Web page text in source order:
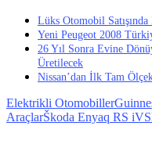
Lüks Otomobil
Yeni Peugeot 2008
26 Yıl Sonra Evine
Üretilecek
Nissan’dan İlk Tam
Elektrikli Otomobiller
AraçlarŠkoda Enyaq RS iV